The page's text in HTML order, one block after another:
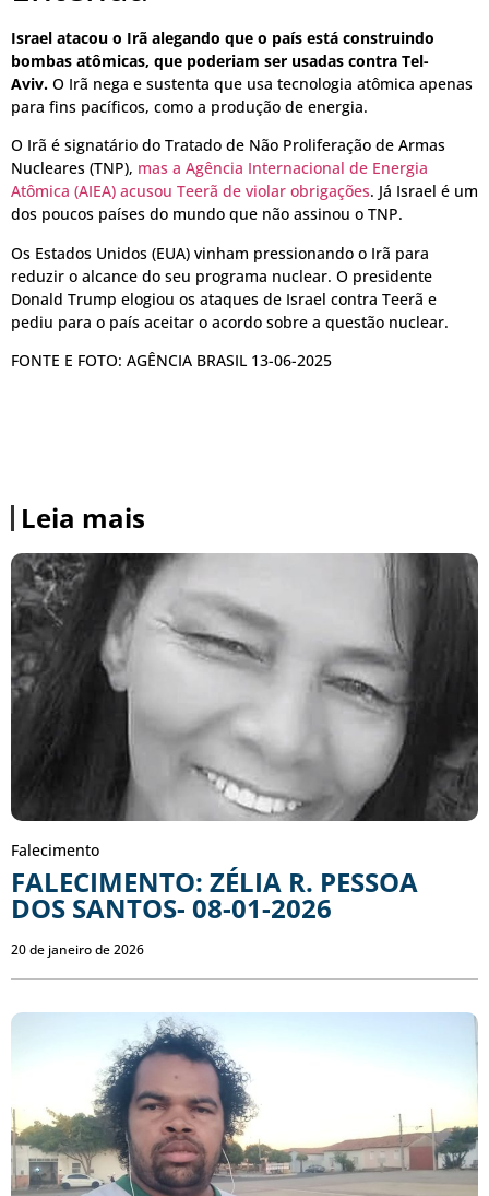
Israel atacou o Irã alegando que o país está construindo
bombas atômicas, que poderiam ser usadas contra Tel-
Aviv. O Irã nega e sustenta que usa tecnologia atômica apenas
para fins pacíficos, como a produção de energia.
O Irã é signatário do Tratado de Não Proliferação de Armas
Nucleares (TNP), mas a Agência Internacional de Energia
Atômica (AIEA) acusou Teerã de violar obrigações. Já Israel é um
dos poucos países do mundo que não assinou o TNP.
Os Estados Unidos (EUA) vinham pressionando o Irã para
reduzir o alcance do seu programa nuclear. O presidente
Donald Trump elogiou os ataques de Israel contra Teerã e
pediu para o país aceitar o acordo sobre a questão nuclear.
FONTE E FOTO: AGÊNCIA BRASIL 13-06-2025
Leia mais
Falecimento
FALECIMENTO: ZÉLIA R. PESSOA
DOS SANTOS- 08-01-2026
20 de janeiro de 2026